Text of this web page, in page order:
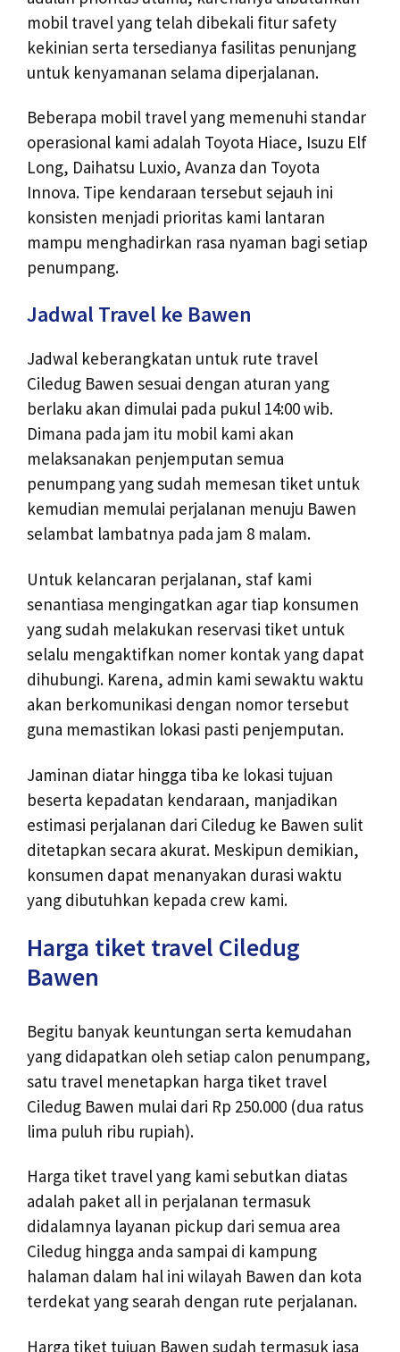
mobil travel yang telah dibekali fitur safety
kekinian serta tersedianya fasilitas penunjang
untuk kenyamanan selama diperjalanan.
Beberapa mobil travel yang memenuhi standar
operasional kami adalah Toyota Hiace, Isuzu Elf
Long, Daihatsu Luxio, Avanza dan Toyota
Innova. Tipe kendaraan tersebut sejauh ini
konsisten menjadi prioritas kami lantaran
mampu menghadirkan rasa nyaman bagi setiap
penumpang.
Jadwal Travel ke Bawen
Jadwal keberangkatan untuk rute travel
Ciledug Bawen sesuai dengan aturan yang
berlaku akan dimulai pada pukul 14:00 wib.
Dimana pada jam itu mobil kami akan
melaksanakan penjemputan semua
penumpang yang sudah memesan tiket untuk
kemudian memulai perjalanan menuju Bawen
selambat lambatnya pada jam 8 malam.
Untuk kelancaran perjalanan, staf kami
senantiasa mengingatkan agar tiap konsumen
yang sudah melakukan reservasi tiket untuk
selalu mengaktifkan nomer kontak yang dapat
dihubungi. Karena, admin kami sewaktu waktu
akan berkomunikasi dengan nomor tersebut
guna memastikan lokasi pasti penjemputan.
Jaminan diatar hingga tiba ke lokasi tujuan
beserta kepadatan kendaraan, manjadikan
estimasi perjalanan dari Ciledug ke Bawen sulit
ditetapkan secara akurat. Meskipun demikian,
konsumen dapat menanyakan durasi waktu
yang dibutuhkan kepada crew kami.
Harga tiket travel Ciledug
Bawen
Begitu banyak keuntungan serta kemudahan
yang didapatkan oleh setiap calon penumpang,
satu travel menetapkan harga tiket travel
Ciledug Bawen mulai dari Rp 250.000 (dua ratus
lima puluh ribu rupiah).
Harga tiket travel yang kami sebutkan diatas
adalah paket all in perjalanan termasuk
didalamnya layanan pickup dari semua area
Ciledug hingga anda sampai di kampung
halaman dalam hal ini wilayah Bawen dan kota
terdekat yang searah dengan rute perjalanan.
Harga tiket tujuan Bawen sudah termasuk jasa